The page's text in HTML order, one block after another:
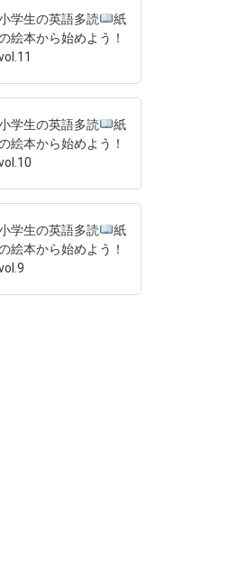
学生の英語多読
紙
絵本から始めよう！
学生の英語多読
紙
絵本から始めよう！
学生の英語多読
紙
絵本から始めよう！